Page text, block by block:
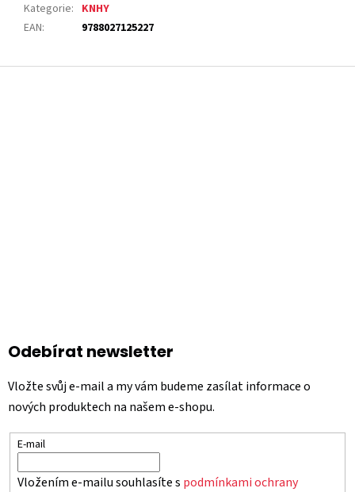
Kategorie: KNHY
EAN: 9788027125227
Z
Odebírat newsletter
Vložte svůj e-mail a my vám budeme zasílat informace o
nových produktech na našem e-shopu.
E-mail
Vložením e-mailu souhlasíte s podmínkami ochrany